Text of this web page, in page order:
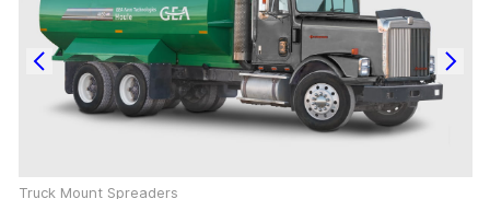
Truck Mount Spreaders